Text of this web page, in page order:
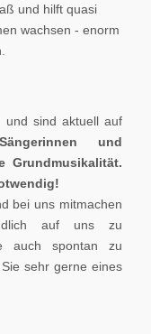
und hilft quasi
wachsen - enorm
und sind aktuell auf
und
Grundmusikalität.
bei uns mitmachen
auf uns zu
auch spontan zu
sehr gerne eines